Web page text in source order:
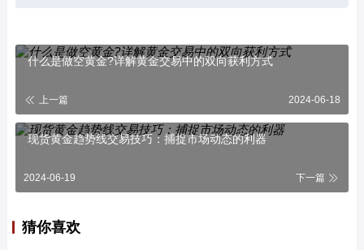
什么是做空黄金?详解黄金交易中的双向获利方式
上一篇 2024-06-18
现货黄金趋势线交易技巧：捕捉市场动态的利器
2024-06-19 下一篇
猜你喜欢